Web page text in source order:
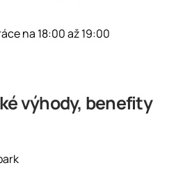
na 18:00 až 19:00
výhody, benefity